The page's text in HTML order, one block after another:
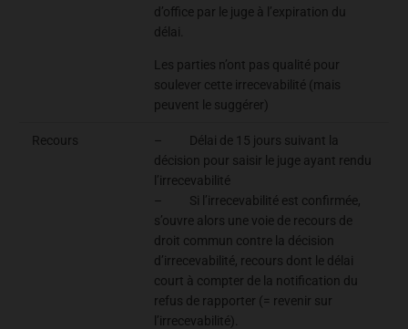
d’office par le juge à l’expiration du
délai.
Les parties n’ont pas qualité pour
soulever cette irrecevabilité (mais
peuvent le suggérer)
Recours
– Délai de 15 jours suivant la
décision pour saisir le juge ayant rendu
l’irrecevabilité
– Si l’irrecevabilité est confirmée,
s’ouvre alors une voie de recours de
droit commun contre la décision
d’irrecevabilité, recours dont le délai
court à compter de la notification du
refus de rapporter (= revenir sur
l’irrecevabilité).